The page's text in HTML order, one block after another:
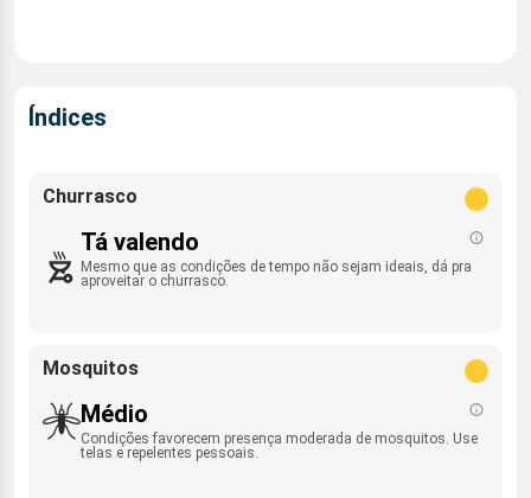
Índices
Churrasco
Tá valendo
Mesmo que as condições de tempo não sejam ideais, dá pra
aproveitar o churrasco.
Mosquitos
Médio
Condições favorecem presença moderada de mosquitos. Use
telas e repelentes pessoais.